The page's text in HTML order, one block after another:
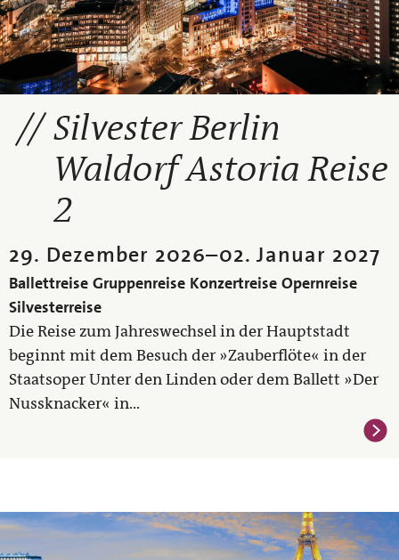
Silvester Berlin
Waldorf Astoria Reise
2
29. Dezember 2026–02. Januar 2027
Ballettreise Gruppenreise Konzertreise Opernreise
Silvesterreise
Die Reise zum Jahreswechsel in der Hauptstadt
beginnt mit dem Besuch der »Zauberflöte« in der
Staatsoper Unter den Linden oder dem Ballett »Der
Nussknacker« in...